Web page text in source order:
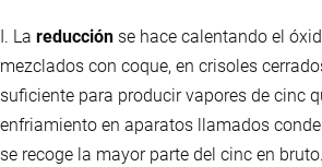
I. La reducción se hace calentando el
mezclados con coque, en crisoles
suficiente para producir vapores de cinc
enfriamiento en aparatos llamados
se recoge la mayor parte del cinc en